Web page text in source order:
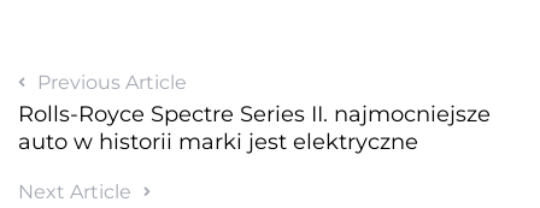
Previous Article
Rolls-Royce Spectre Series II. najmocniejsze
auto w historii marki jest elektryczne
Next Article